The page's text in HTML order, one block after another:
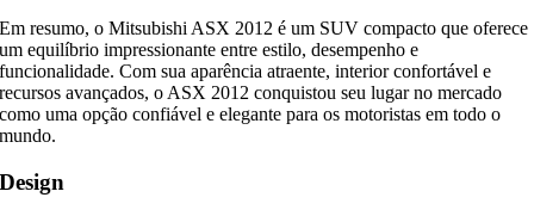
Em resumo, o Mitsubishi ASX 2012 é um SUV compacto que oferece
um equilíbrio impressionante entre estilo, desempenho e
funcionalidade. Com sua aparência atraente, interior confortável e
recursos avançados, o ASX 2012 conquistou seu lugar no mercado
como uma opção confiável e elegante para os motoristas em todo o
mundo.
Design